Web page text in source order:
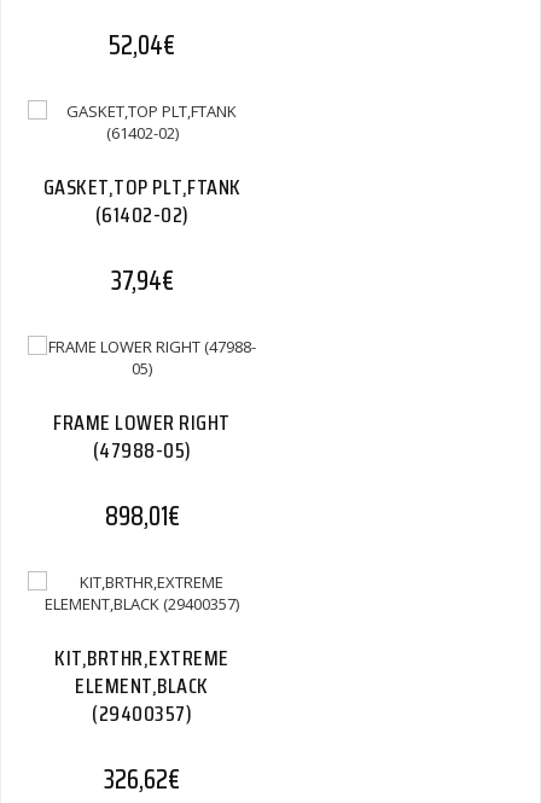
52,04€
GASKET,TOP PLT,FTANK
(61402-02)
37,94€
FRAME LOWER RIGHT
(47988-05)
898,01€
KIT,BRTHR,EXTREME
ELEMENT,BLACK
(29400357)
326,62€